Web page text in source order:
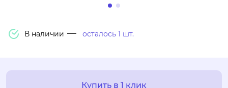
Купить в 1 клик
В наличии осталось 1 шт.